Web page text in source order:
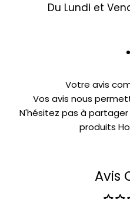
Du Lundi et
Votre avis
Vos avis nous
N'hésitez pas à
produits
Avis